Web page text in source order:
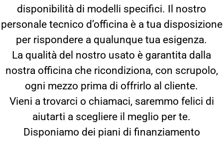
disponibilità di modelli specifici. Il nostro
personale tecnico d’officina è a tua disposizione
per rispondere a qualunque tua esigenza.
La qualità del nostro usato è garantita dalla
nostra officina che ricondiziona, con scrupolo,
ogni mezzo prima di offrirlo al cliente.
Vieni a trovarci o chiamaci, saremmo felici di
aiutarti a scegliere il meglio per te.
Disponiamo dei piani di finanziamento